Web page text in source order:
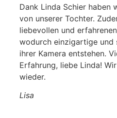
Dank Linda Schier haben
von unserer Tochter.
liebevollen und
wodurch einzigartige und
ihrer Kamera entstehen.
Erfahrung, liebe Linda!
wieder.
Lisa